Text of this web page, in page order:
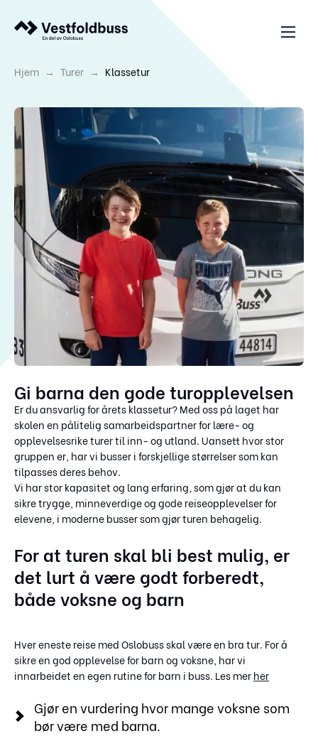
Hjem → Turer → Klassetur
Gi barna den gode turopplevelsen
Er du ansvarlig for årets klassetur? Med oss på laget har
skolen en pålitelig samarbeidspartner for lære- og
opplevelsesrike turer til inn- og utland. Uansett hvor stor
gruppen er, har vi busser i forskjellige størrelser som kan
tilpasses deres behov.
Vi har stor kapasitet og lang erfaring, som gjør at du kan
sikre trygge, minneverdige og gode reiseopplevelser for
elevene, i moderne busser som gjør turen behagelig.
For at turen skal bli best mulig, er
det lurt å være godt forberedt,
både voksne og barn
Hver eneste reise med Oslobuss skal være en bra tur. For å
sikre en god opplevelse for barn og voksne, har vi
innarbeidet en egen rutine for barn i buss. Les merher
Gjør en vurdering hvor mange voksne som
bør være med barna.